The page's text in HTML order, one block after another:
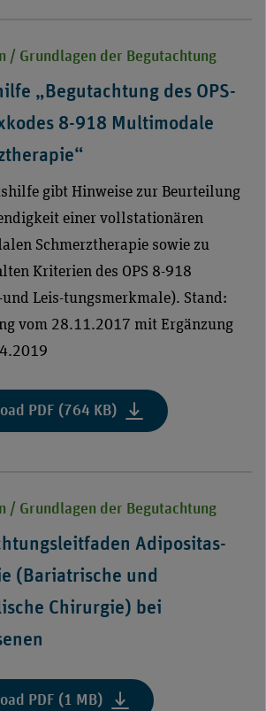
Komplexkodes
8-
Multimodal-
des
Bewegungssystems“"
„Begutachtung des OPS-
8-918 Multimodale
/ Grundlagen der Begutachtung
gibt Hinweise zur Beurteilung
einer vollstationären
Schmerztherapie sowie zu
Kriterien des OPS 8-918
Leis-tungsmerkmale). Stand:
vom 28.11.2017 mit Ergänzung
PDF (764 KB):
"Arbeitshilfe
Komplexkodes
8-
Multimodale
Schmerztherapie“"
Adipositas-
(Bariatrische und
Chirurgie) bei
/ Grundlagen der Begutachtung
PDF (1 MB):